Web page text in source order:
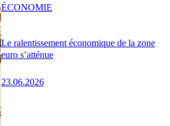
Le ralentissement économique de la zone
euro s’atténue
23.06.2026
ÉCONOMIE